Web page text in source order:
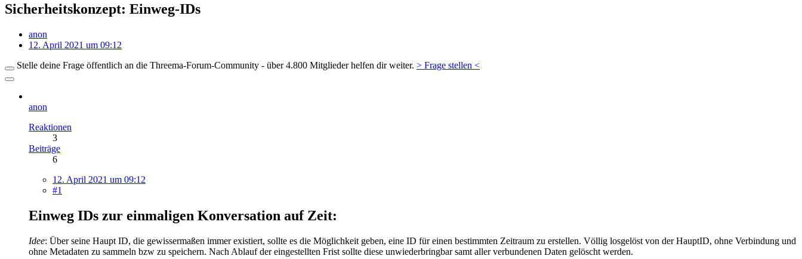
Sicherheitskonzept: Einweg-IDs
anon
12. April 2021 um 09:12
Stelle deine Frage öffentlich an die Threema-Forum-Community - über 4.800 Mitglieder helfen dir weiter. > Frage stellen <
anon
Reaktionen
3
Beiträge
6
12. April 2021 um 09:12
#1
Einweg IDs zur einmaligen Konversation auf Zeit:
Idee: Über seine Haupt ID, die gewissermaßen immer existiert, sollte es die Möglichkeit geben, eine ID für einen bestimmten Zeitraum zu erstellen. Völlig losgelöst von der HauptID, ohne Verbindung und
ohne Metadaten zu sammeln bzw zu speichern. Nach Ablauf der eingestellten Frist sollte diese unwiederbringbar samt aller verbundenen Daten gelöscht werden.